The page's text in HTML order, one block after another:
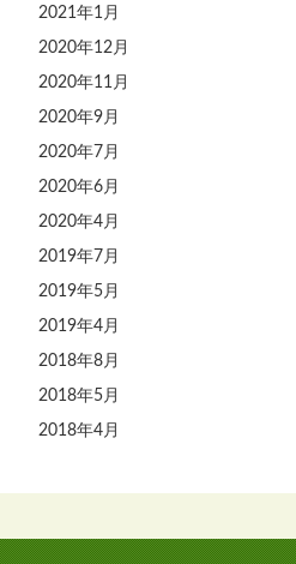
2021年1月
2020年12月
2020年11月
2020年9月
2020年7月
2020年6月
2020年4月
2019年7月
2019年5月
2019年4月
2018年8月
2018年5月
2018年4月